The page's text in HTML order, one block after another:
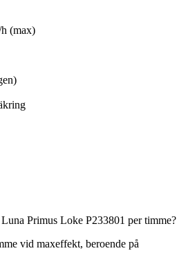
(max)
Primus Loke P233801 per timme?
vid maxeffekt, beroende på